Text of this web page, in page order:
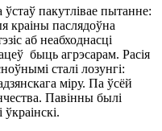
пакутлівае пытанне:
краіны паслядоўна
аб неабходнасці
быць агрэсарам. Расія
сталі лозунгі:
міру. Па ўсёй
Павінны былі